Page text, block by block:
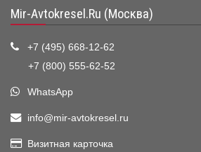
Mir-Avtokresel.Ru (Москва)
+7 (495) 668-12-62
+7 (800) 555-62-52
WhatsApp
info@mir-avtokresel.ru
Визитная карточка